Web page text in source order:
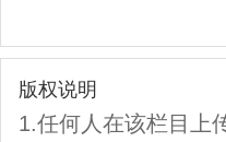
版权说明
1.任何人在该栏目上